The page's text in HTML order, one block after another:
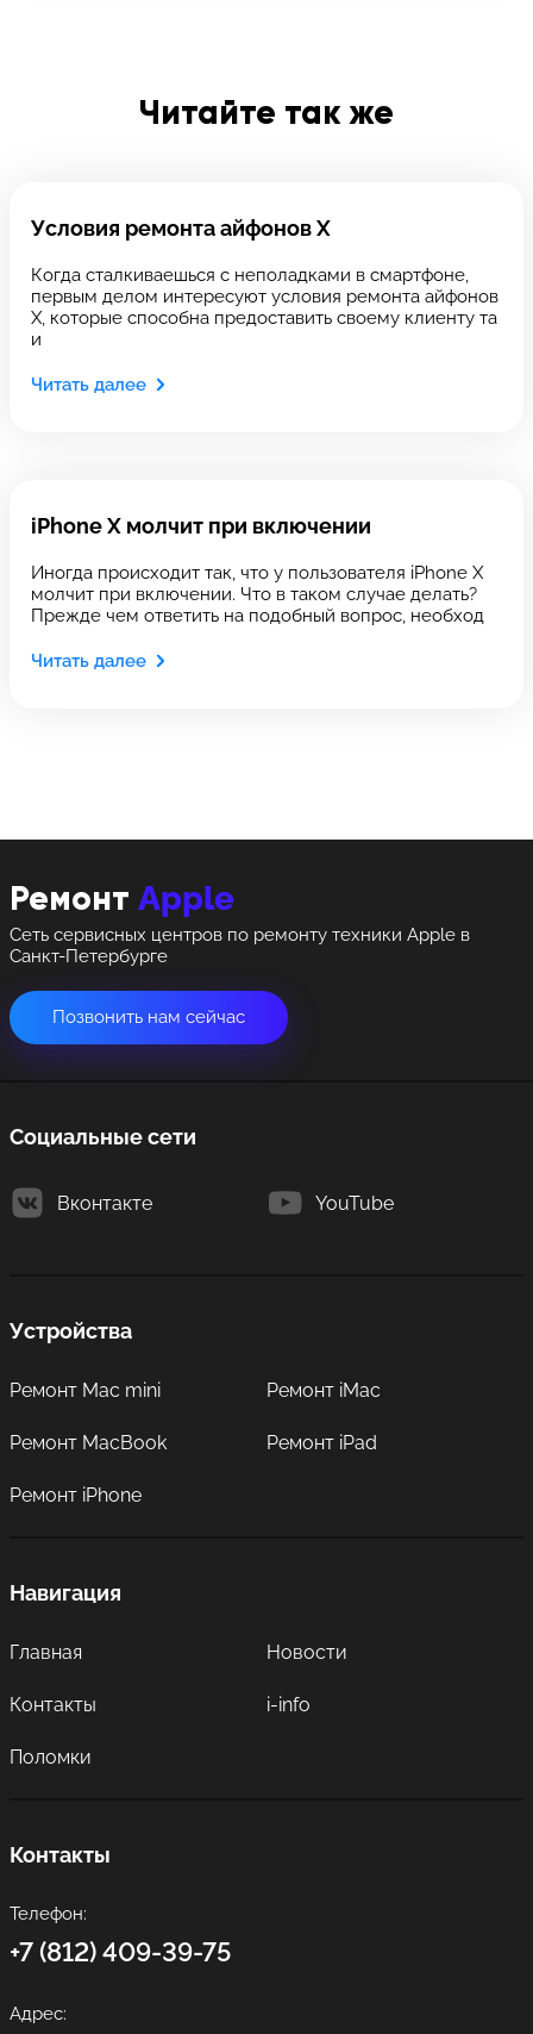
Читайте так же
Условия ремонта айфонов X
Когда сталкиваешься с неполадками в смартфоне,
первым делом интересуют условия ремонта айфонов
X, которые способна предоставить своему клиенту та
и
Читать далее
iPhone Х молчит при включении
Иногда происходит так, что у пользователя iPhone X
молчит при включении. Что в таком случае делать?
Прежде чем ответить на подобный вопрос, необход
Читать далее
Ремонт Apple
Сеть сервисных центров по ремонту техники Apple в
Санкт-Петербурге
Позвонить нам сейчас
Социальные сети
Вконтакте YouTube
Устройства
Ремонт Mac mini Ремонт iMac
Ремонт MacBook Ремонт iPad
Ремонт iPhone
Навигация
Главная Новости
Контакты i-info
Поломки
Контакты
Телефон:
+7 (812) 409-39-75
Адрес:
Выберите адрес сервиса, в который хотите
позвонить